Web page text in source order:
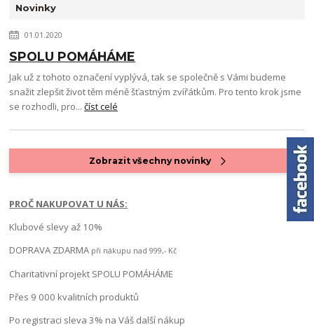
Novinky
01.01.2020
SPOLU POMÁHÁME
Jak už z tohoto označení vyplývá, tak se společně s Vámi budeme
snažit zlepšit život těm méně šťastným zvířátkům. Pro tento krok jsme
se rozhodli, pro...číst celé
Zobrazit všechny novinky
PROČ NAKUPOVAT U NÁS:
Klubové slevy až 10%
DOPRAVA ZDARMA při nákupu nad 999,- Kč
Charitativní projekt SPOLU POMÁHÁME
Přes 9 000 kvalitních produktů
Po registraci sleva 3% na Váš další nákup